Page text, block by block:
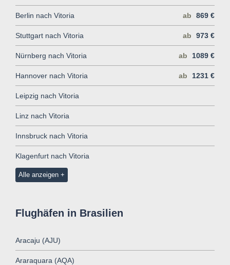
Berlin nach Vitoria ab 869 €
Stuttgart nach Vitoria ab 973 €
Nürnberg nach Vitoria ab 1089 €
Hannover nach Vitoria ab 1231 €
Leipzig nach Vitoria
Linz nach Vitoria
Innsbruck nach Vitoria
Klagenfurt nach Vitoria
Alle anzeigen
Flughäfen in Brasilien
Aracaju (AJU)
Araraquara (AQA)